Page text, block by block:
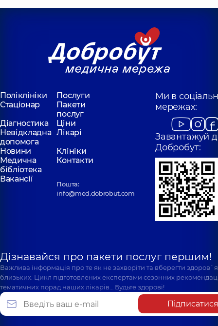
Поліклініки
Послуги
Стаціонар
Пакети
послуг
Діагностика
Ціни
Невідкладна
допомога
Лікарі
Новини
Клініки
Медична
бібліотека
Контакти
Вакансії
Пошта:
info@med.dobrobut.com
Ми в
мережах:
Завантажуй
Добробут:
Дізнавайся про пакети послуг першим!
Важлива інформація про те як не захворіти та вберегти
близьких. Цикл підготовлених експертами сезонних
тематичних порад наших лікарів… Будьте здорові!
Підписатися